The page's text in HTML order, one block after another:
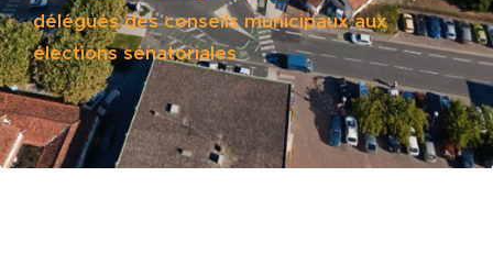
délégués des conseils municipaux aux
élections sénatoriales